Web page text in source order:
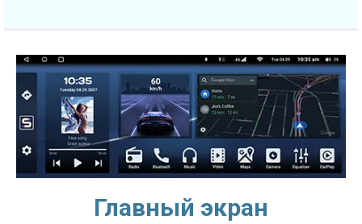
Главный экран